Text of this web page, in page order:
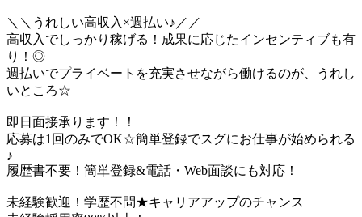
＼＼うれしい高収入×週払い♪／／
高収入でしっかり稼げる！成果に応じたインセンティブも有
り！◎
週払いでプライベートを充実させながら働けるのが、うれし
いところ☆
即日面接承ります！！
応募は1回のみでOK☆簡単登録でスグにお仕事が始められる
♪
履歴書不要！簡単登録&電話・Web面談にも対応！
未経験歓迎！学歴不問★キャリアアップのチャンス